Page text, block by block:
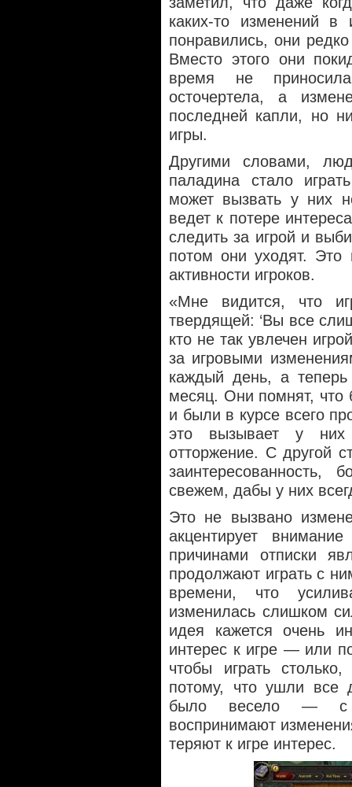
каких-то изменений
понравились, они
Вместо этого они
время не
осточертела, а
последней капли, но
игры.
Другими словами,
паладина стало
может вызвать у них
ведет к потере
следить за игрой и
потом они уходят. Это
активности игроков.
«Мне видится, что
твердящей: ‘Вы все
кто не так увлечен
за игровыми
каждый день, а
месяц. Они помнят, что
и были в курсе всего
это вызывает у
отторжение. С другой
свежем, дабы у них
Это не вызвано
акцентирует
причинами отписки
продолжают играть с
времени, что
изменилась слишком
идея кажется очень
интерес к игре — или
чтобы играть
потому, что ушли все
было весело — с
воспринимают
теряют к игре интерес.